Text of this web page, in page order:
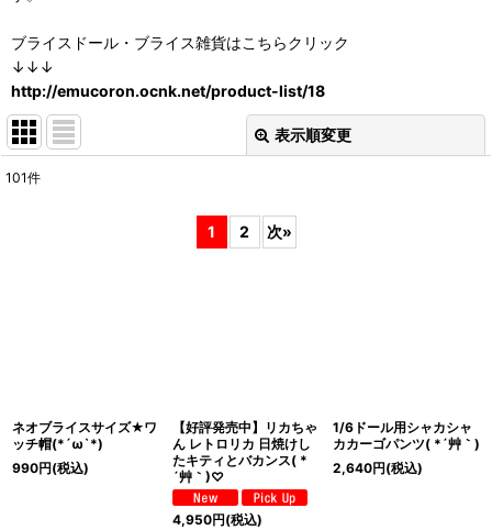
ブライスドール・ブライス雑貨はこちらクリック
↓↓↓
http://emucoron.ocnk.net/product-list/18
表示順変更
101件
1 2 次»
ネオブライスサイズ★ワ
ッチ帽(*´ω`*)
990円(税込)
【好評発売中】リカちゃ
ん レトロリカ 日焼けし
たキティとバカンス( *
´艸｀)♡
4,950円(税込)
1/6ドール用シャカシャ
カカーゴパンツ( *´艸｀)
2,640円(税込)